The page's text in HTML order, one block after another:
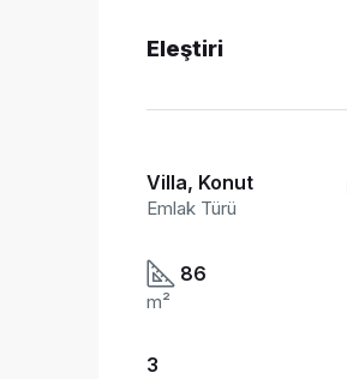
Eleştiri
Villa, Konut
Emlak Türü
86
m²
3